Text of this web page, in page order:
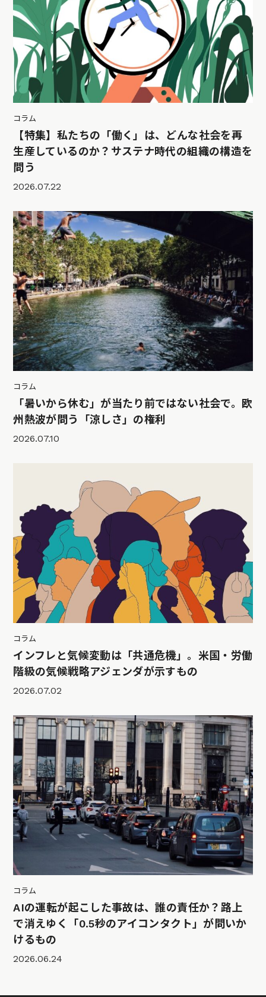
コラム
【特集】私たちの「働く」は、どんな社会を再
生産しているのか？サステナ時代の組織の構造を
問う
2026.07.22
コラム
「暑いから休む」が当たり前ではない社会で。欧
州熱波が問う「涼しさ」の権利
2026.07.10
コラム
インフレと気候変動は「共通危機」。米国・労働
階級の気候戦略アジェンダが示すもの
2026.07.02
コラム
AIの運転が起こした事故は、誰の責任か？路上
で消えゆく「0.5秒のアイコンタクト」が問いか
けるもの
2026.06.24